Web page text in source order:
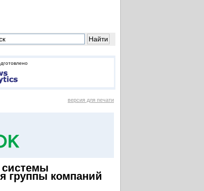
версия для печати
группы компаний